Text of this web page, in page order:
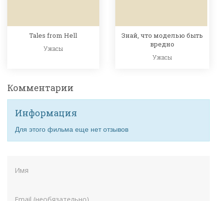
Tales from Hell
Ужасы
Знай, что моделью быть
вредно
Ужасы
Комментарии
Информация
Для этого фильма еще нет отзывов